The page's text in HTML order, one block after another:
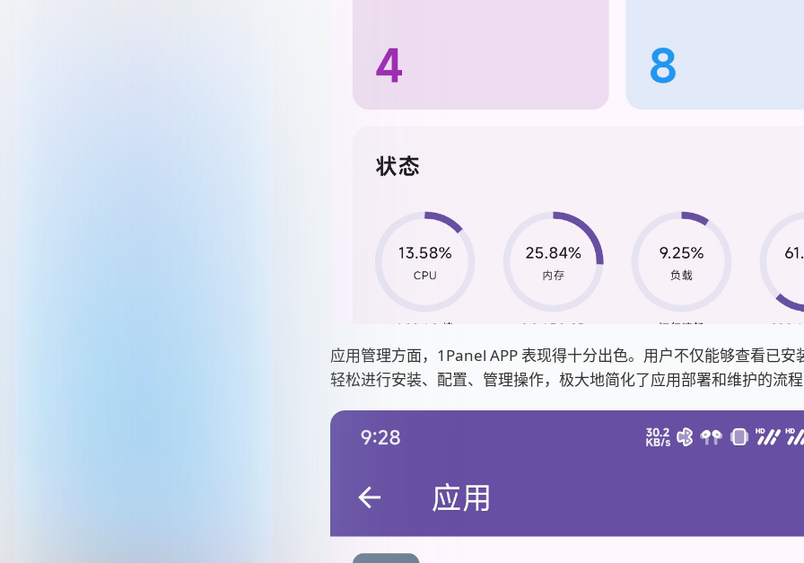
应用管理方面，1Panel APP 表现得十分出色。用户不仅能够查看已安
轻松进行安装、配置、管理操作，极大地简化了应用部署和维护的流